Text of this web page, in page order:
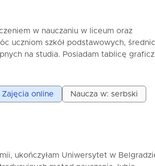
w nauczaniu w liceum oraz
uczniom szkół podstawowych,
na studia. Posiadam tablicę
jak te prowadzone na żywo.
Zajęcia online Naucza w: serbski
ukończyłam Uniwersytet w